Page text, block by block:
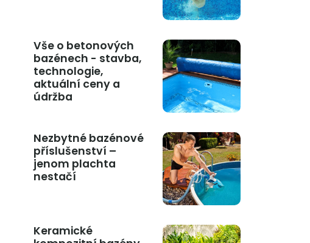
Vše o betonových
bazénech - stavba,
technologie,
aktuální ceny a
údržba
Nezbytné bazénové
příslušenství –
jenom plachta
nestačí
Keramické